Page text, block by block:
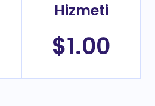
Hizmeti
$1.00